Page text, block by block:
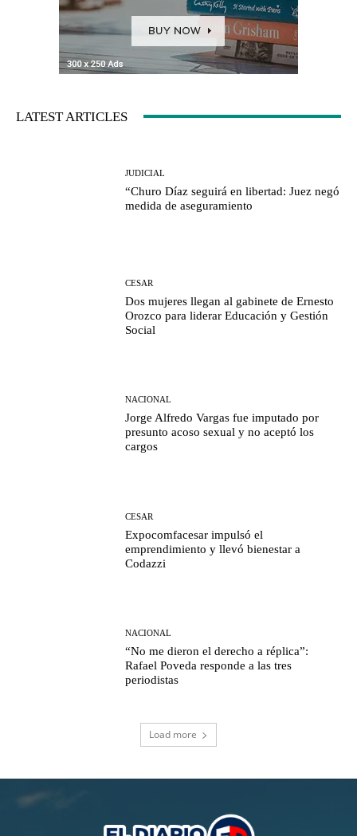
LATEST ARTICLES
JUDICIAL
“Churo Díaz seguirá en libertad: Juez negó
medida de aseguramiento
CESAR
Dos mujeres llegan al gabinete de Ernesto
Orozco para liderar Educación y Gestión
Social
NACIONAL
Jorge Alfredo Vargas fue imputado por
presunto acoso sexual y no aceptó los
cargos
CESAR
Expocomfacesar impulsó el
emprendimiento y llevó bienestar a
Codazzi
NACIONAL
“No me dieron el derecho a réplica”:
Rafael Poveda responde a las tres
periodistas
Load more